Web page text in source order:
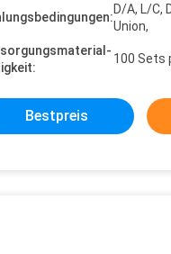
D/A, L/C,
Union,
100 Sets
Bestpreis